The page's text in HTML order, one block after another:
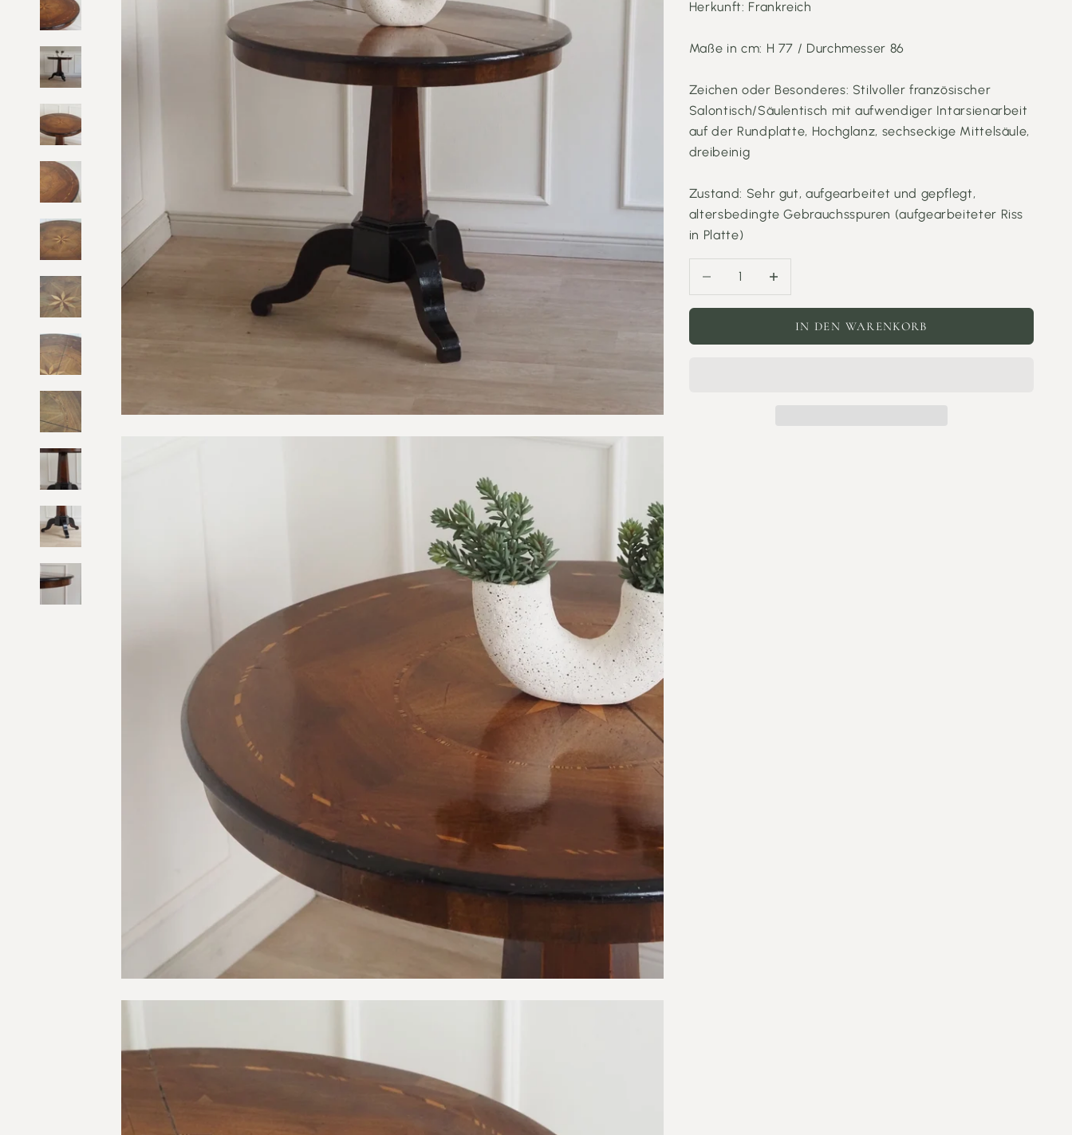
Herkunft: Frankreich
Maße in cm: H 77 / Durchmesser 86
Zeichen oder Besonderes: Stilvoller französischer
Salontisch/Säulentisch mit aufwendiger Intarsienarbeit
auf der Rundplatte, Hochglanz, sechseckige Mittelsäule,
dreibeinig
Zustand: Sehr gut, aufgearbeitet und gepflegt,
altersbedingte Gebrauchsspuren (aufgearbeiteter Riss
in Platte)
Anzahl verringern
IN DEN WARENKORB